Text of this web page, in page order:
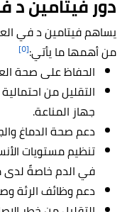
دور فيتامين
يساهم فيتامين د في
من أهمها ما يأتي:[٥]
الحفاظ على صحة
التقليل من
جهاز المناعة.
دعم صحة الدماغ
تنظيم مستويات
في الدم خاصةً
دعم وظائف الرئة